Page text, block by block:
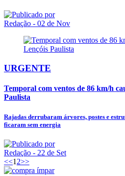
Redação - 02 de Nov
URGENTE
Temporal com ventos de 86 km/h
Paulista
Rajadas derrubaram árvores, postes e
ficaram sem energia
Redação - 22 de Set
<<1 2>>